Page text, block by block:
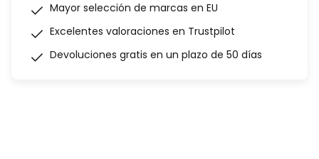
Mayor selección de marcas en EU
Excelentes valoraciones en Trustpilot
Devoluciones gratis en un plazo de 50 días